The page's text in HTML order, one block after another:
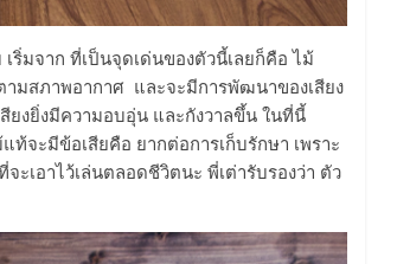
ริ่มจาก ที่เป็นจุดเด่นของตัวนี้เลยก็คือ ไม้
ามสภาพอากาศ และจะมีการพัฒนาของเสียง
ยงยิ่งมีความอบอุ่น และกังวาลขึ้น ในที่นี้
จะมีข้อเสียคือ ยากต่อการเก็บรักษา เพราะ
เอาไว้เล่นตลอดชีวิตนะ พี่เต่ารับรองว่า ตัว